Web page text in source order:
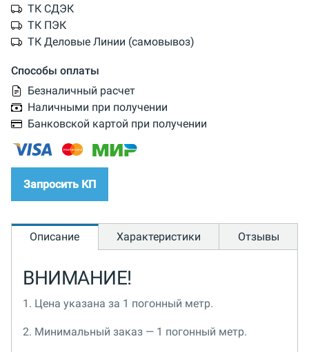
ТК СДЭК
ТК ПЭК
ТК Деловые Линии (самовывоз)
Способы оплаты
Безналичный расчет
Наличными при получении
Банковской картой при получении
Запросить КП
Описание Характеристики Отзывы
ВНИМАНИЕ!
1. Цена указана за 1 погонный метр.
2. Минимальный заказ — 1 погонный метр.